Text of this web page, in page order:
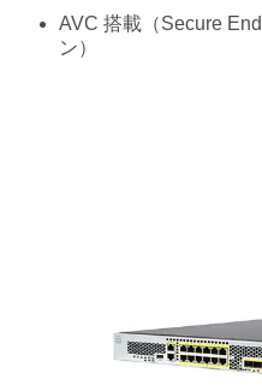
AVC 搭載（Secure
ン）